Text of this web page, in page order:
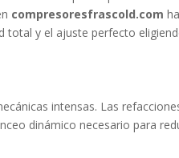
compresoresfrascold.com
total y el ajuste perfecto
intensas. Las
dinámico necesario para